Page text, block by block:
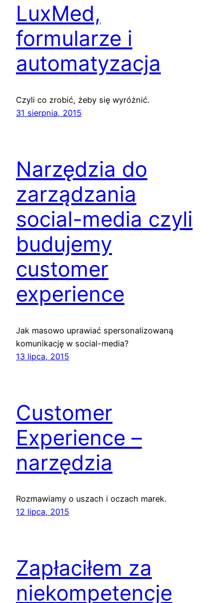
LuxMed,
formularze i
automatyzacja
Czyli co zrobić, żeby się wyróżnić.
31 sierpnia, 2015
Narzędzia do
zarządzania
social-media czyli
budujemy
customer
experience
Jak masowo uprawiać spersonalizowaną
komunikację w social-media?
13 lipca, 2015
Customer
Experience –
narzędzia
Rozmawiamy o uszach i oczach marek.
12 lipca, 2015
Zapłaciłem za
niekompetencje